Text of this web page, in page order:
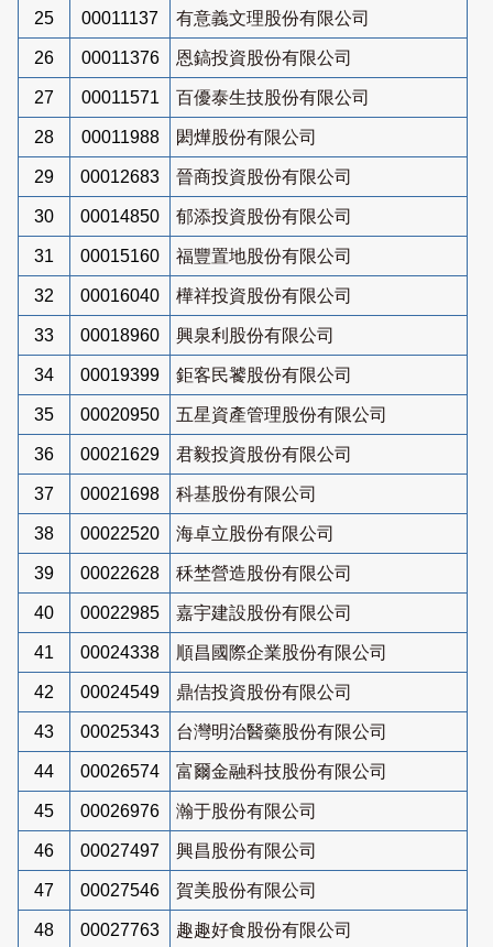
25 00011137 有意義文理股份有限公司
26 00011376 恩鎬投資股份有限公司
27 00011571 百優泰生技股份有限公司
28 00011988 閎燁股份有限公司
29 00012683 晉商投資股份有限公司
30 00014850 郁添投資股份有限公司
31 00015160 福豐置地股份有限公司
32 00016040 樺祥投資股份有限公司
33 00018960 興泉利股份有限公司
34 00019399 鉅客民饕股份有限公司
35 00020950 五星資產管理股份有限公司
36 00021629 君毅投資股份有限公司
37 00021698 科基股份有限公司
38 00022520 海卓立股份有限公司
39 00022628 秝埜營造股份有限公司
40 00022985 嘉宇建設股份有限公司
41 00024338 順昌國際企業股份有限公司
42 00024549 鼎佶投資股份有限公司
43 00025343 台灣明治醫藥股份有限公司
44 00026574 富爾金融科技股份有限公司
45 00026976 瀚于股份有限公司
46 00027497 興昌股份有限公司
47 00027546 賀美股份有限公司
48 00027763 趣趣好食股份有限公司